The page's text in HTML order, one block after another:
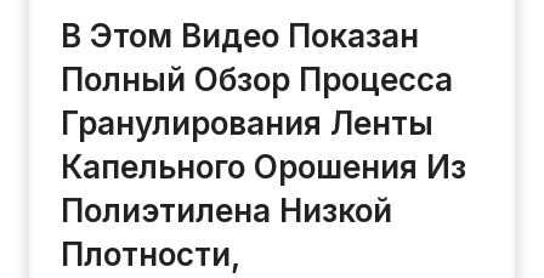
В Этом Видео Показан
Полный Обзор Процесса
Гранулирования Ленты
Капельного Орошения Из
Полиэтилена Низкой
Плотности,